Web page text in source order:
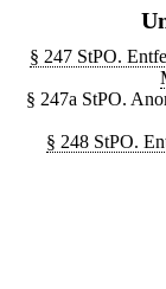
§ 247 StPO.
§ 247a StPO.
§ 248 StPO.